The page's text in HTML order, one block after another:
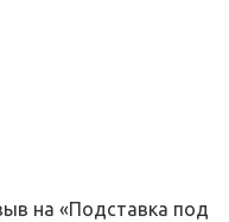
на «Подставка под